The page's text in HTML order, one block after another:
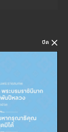
บรนด์ภายใต้
ปิด